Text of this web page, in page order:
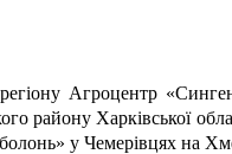
Агроцентр
району Харківської
у Чемерівцях на